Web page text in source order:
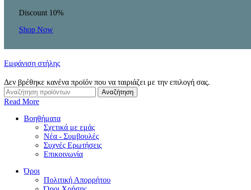
Discount 10%
Shop Now
Εμφάνιση στήλης
Δεν βρέθηκε κανένα προϊόν που να ταιριάζει με την επιλογή σας.
Αναζήτηση
Read More
Βοηθήματα
Σχετικά με εμάς
Νέα - Συμβουλές
Συχνές Ερωτήσεις
Επικοινωνία
Όροι
Πολιτική Απορρήτου